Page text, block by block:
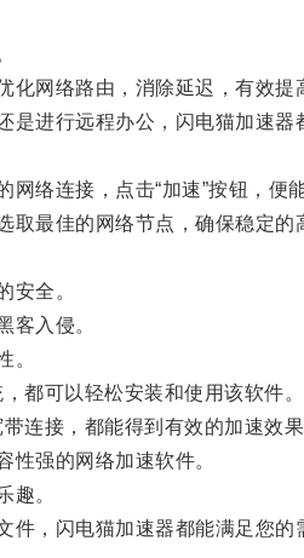
网络路由，消除延迟，有效提
进行远程办公，闪电猫加速器
连接，点击“加速”按钮，便
最佳的网络节点，确保稳定的
全。
入侵。
。
可以轻松安装和使用该软件。
接，都能得到有效的加速效果
强的网络加速软件。
。
，闪电猫加速器都能满足您的